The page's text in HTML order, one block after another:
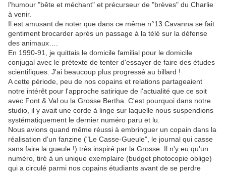
l'humour "bête et méchant" et précurseur de "brèves" du Charlie
à venir.
Il est amusant de noter que dans ce même n°13 Cavanna se fait
gentiment brocarder après un passage à la télé sur la défense
des animaux….
En 1990-91, je quittais le domicile familial pour le domicile
conjugal avec le prétexte de tenter d'essayer de faire des études
scientifiques. J'ai beaucoup plus progressé au billard !
A cette période, peu de nos copains et relations partageaient
notre intérêt pour l'approche satirique de l'actualité que ce soit
avec Font & Val ou la Grosse Bertha. C'est pourquoi dans notre
studio, il y avait une corde à linge sur laquelle nous suspendions
systématiquement le dernier numéro paru et lu.
Nous avions quand même réussi à embringuer un copain dans la
réalisation d'un fanzine ("Le Casse-Gueule", le journal qui casse
sans faire la gueule !) très inspiré par la Grosse. Il n'y eu qu'un
numéro, tiré à un unique exemplaire (budget photocopie oblige)
qui a circulé parmi nos copains étudiants avant de se perdre